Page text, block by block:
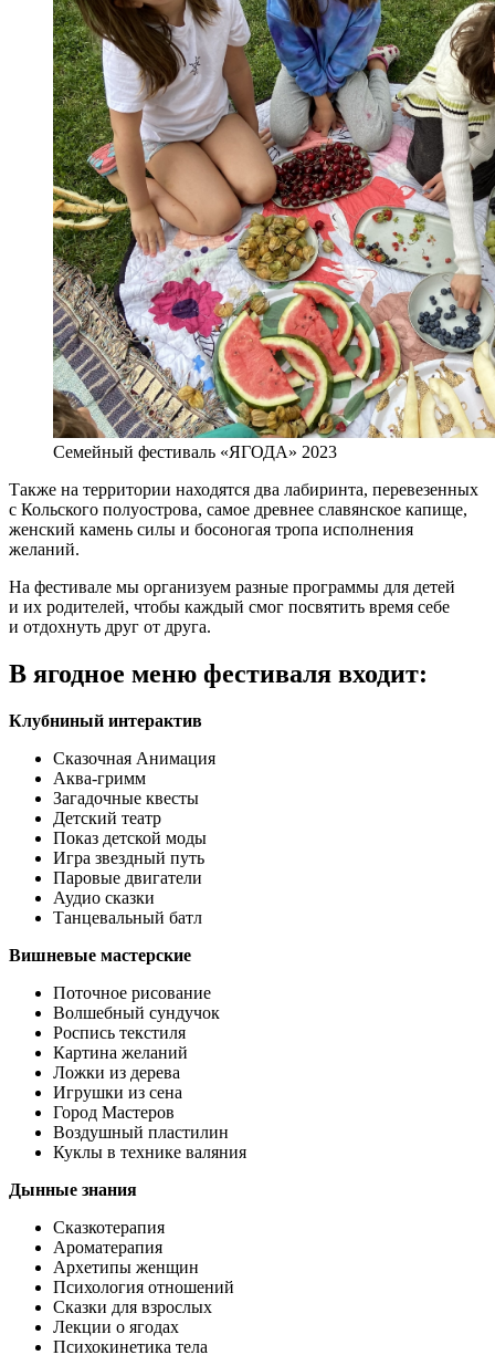
Семейный фестиваль «ЯГОДА» 2023
Также на территории находятся два лабиринта, перевезенных
с Кольского полуострова, самое древнее славянское капище,
женский камень силы и босоногая тропа исполнения
желаний.
На фестивале мы организуем разные программы для детей
и их родителей, чтобы каждый смог посвятить время себе
и отдохнуть друг от друга.
В ягодное меню фестиваля входит:
Клубниный интерактив
Сказочная Анимация
Аква-гримм
Загадочные квесты
Детский театр
Показ детской моды
Игра звездный путь
Паровые двигатели
Аудио сказки
Танцевальный батл
Вишневые мастерские
Поточное рисование
Волшебный сундучок
Роспись текстиля
Картина желаний
Ложки из дерева
Игрушки из сена
Город Мастеров
Воздушный пластилин
Куклы в технике валяния
Дынные знания
Сказкотерапия
Ароматерапия
Архетипы женщин
Психология отношений
Сказки для взрослых
Лекции о ягодах
Психокинетика тела